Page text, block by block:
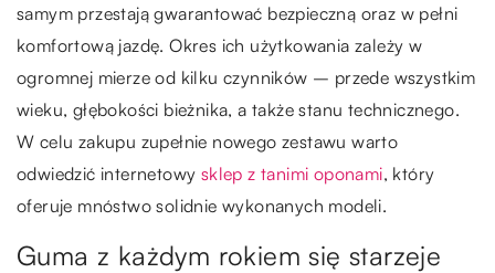
samym przestają gwarantować bezpieczną oraz w pełni
komfortową jazdę. Okres ich użytkowania zależy w
ogromnej mierze od kilku czynników – przede wszystkim
wieku, głębokości bieżnika, a także stanu technicznego.
W celu zakupu zupełnie nowego zestawu warto
odwiedzić internetowy sklep z tanimi oponami, który
oferuje mnóstwo solidnie wykonanych modeli.
Guma z każdym rokiem się starzeje